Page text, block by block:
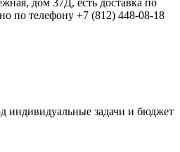
по телефону +7 (812) 448-08-18
индивидуальные задачи и бюджет